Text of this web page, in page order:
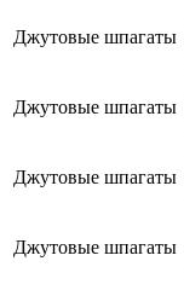
Джутовые шпагаты
Джутовые шпагаты
Джутовые шпагаты
Джутовые шпагаты